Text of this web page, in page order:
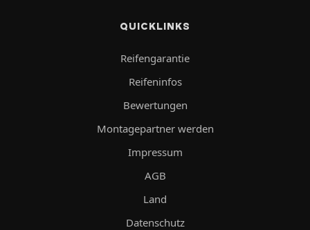
QUICKLINKS
Reifengarantie
Reifeninfos
Bewertungen
Montagepartner werden
Impressum
AGB
Land
Datenschutz